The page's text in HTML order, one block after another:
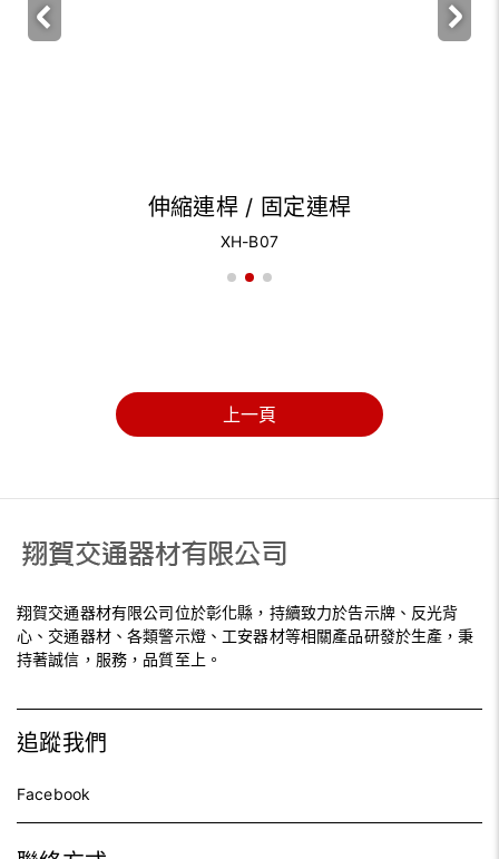
伸縮連桿 / 固定連桿
XH-B07
上一頁
翔賀交通器材有限公司位於彰化縣，持續致力於告示牌、反光背
心、交通器材、各類警示燈、工安器材等相關產品研發於生產，秉
持著誠信，服務，品質至上。
追蹤我們
Facebook